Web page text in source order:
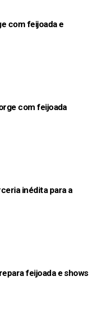
com feijoada e
com feijoada
inédita para a
feijoada e shows